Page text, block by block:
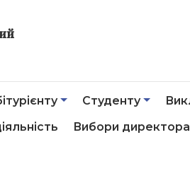
Студенту
Вибори директора